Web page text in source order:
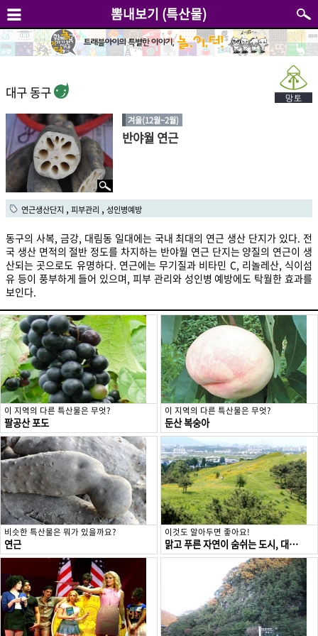
뽐내보기 (특산물)
대구 동구
겨울(12월~2월)
반야월 연근
연근생산단지 , 피부관리 , 성인병예방
동구의 사복, 금강, 대림동 일대에는 국내 최대의 연근 생산 단지가 있다. 전
국 생산 면적의 절반 정도를 차지하는 반야월 연근 단지는 양질의 연근이 생
산되는 곳으로도 유명하다. 연근에는 무기질과 비타민 C, 리놀레산, 식이섬
유 등이 풍부하게 들어 있으며, 피부 관리와 성인병 예방에도 탁월한 효과를
보인다.
이 지역의 다른 특산물은 무엇?
팔공산 포도
이 지역의 다른 특산물은 무엇?
둔산 복숭아
비슷한 특산물은 뭐가 있을까요?
연근
이것도 알아두면 좋아요!
맑고 푸른 자연이 숨쉬는 도시, 대구 동구